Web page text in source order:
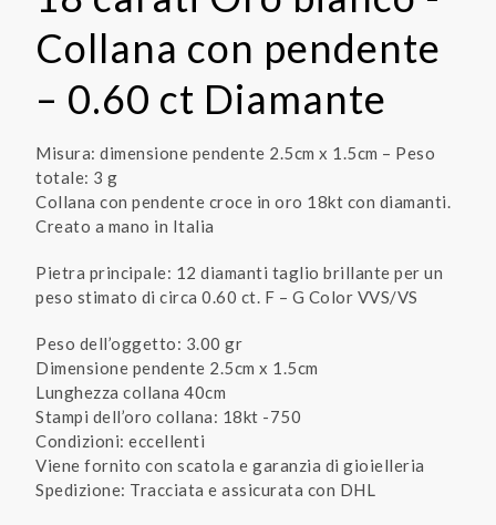
Collana con pendente
– 0.60 ct Diamante
Misura: dimensione pendente 2.5cm x 1.5cm – Peso
totale: 3 g
Collana con pendente croce in oro 18kt con diamanti.
Creato a mano in Italia
Pietra principale: 12 diamanti taglio brillante per un
peso stimato di circa 0.60 ct. F – G Color VVS/VS
Peso dell’oggetto: 3.00 gr
Dimensione pendente 2.5cm x 1.5cm
Lunghezza collana 40cm
Stampi dell’oro collana: 18kt -750
Condizioni: eccellenti
Viene fornito con scatola e garanzia di gioielleria
Spedizione: Tracciata e assicurata con DHL